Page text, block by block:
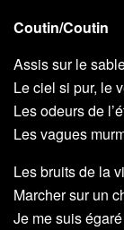
Coutin/Coutin
Assis sur le
Le ciel si pur, le
Les odeurs de
Les vagues
Les bruits de la
Marcher sur un
Je me suis